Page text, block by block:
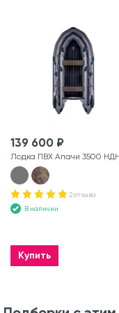
139 600 ₽
Лодка ПВХ Апачи 3500
2 отзыва
В наличии
Купить